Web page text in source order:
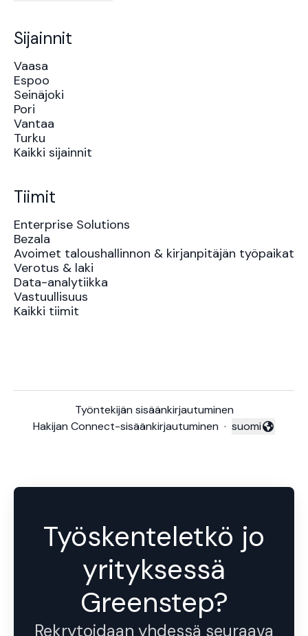
Sijainnit
Vaasa
Espoo
Seinäjoki
Pori
Vantaa
Turku
Kaikki sijainnit
Tiimit
Enterprise Solutions
Bezala
Avoimet taloushallinnon & kirjanpitäjän työpaikat
Verotus & laki
Data-analytiikka
Vastuullisuus
Kaikki tiimit
Työntekijän sisäänkirjautuminen
Hakijan Connect-sisäänkirjautuminen · Vaihda kieli
suomi
Työskenteletkö jo
yrityksessä
Greenstep?
Rekrytoidaan yhdessä seuraava